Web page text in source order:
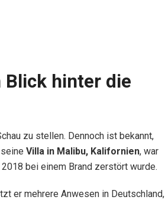
Blick hinter die
zu stellen. Dennoch ist bekannt,
Villa in Malibu, Kalifornien, war
bei einem Brand zerstört wurde.
er mehrere Anwesen in Deutschland,